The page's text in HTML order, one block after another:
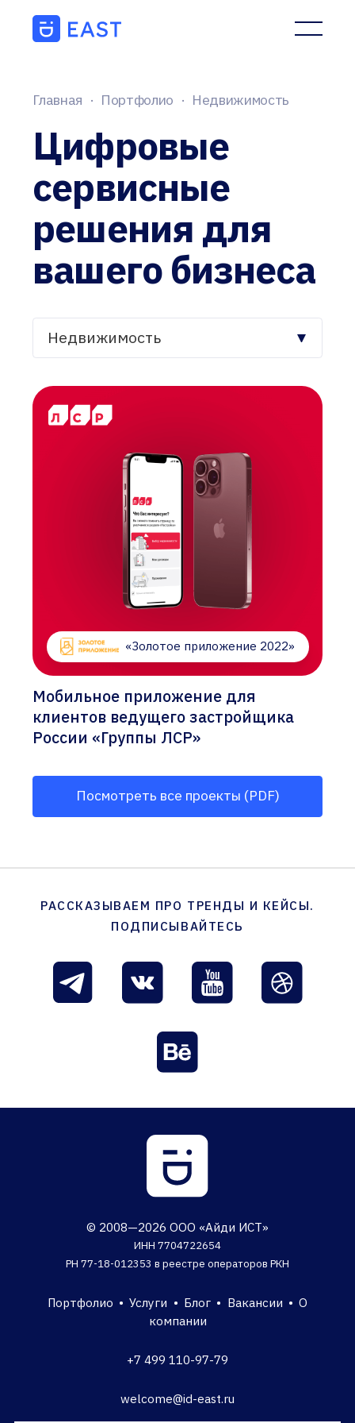
Главная · Портфолио · Недвижимость
Цифровые
сервисные
решения для
вашего бизнеса
«Золотое приложение 2022»
Мобильное приложение для
клиентов ведущего застройщика
России «Группы ЛСР»
Посмотреть все проекты (PDF)
РАССКАЗЫВАЕМ ПРО ТРЕНДЫ И КЕЙСЫ.
ПОДПИСЫВАЙТЕСЬ
© 2008—2026 ООО «Айди ИСТ»
ИНН 7704722654
РН 77-18-012353 в реестре операторов РКН
Портфолио • Услуги • Блог • Вакансии • О
компании
+7 499 110-97-79
welcome@id-east.ru